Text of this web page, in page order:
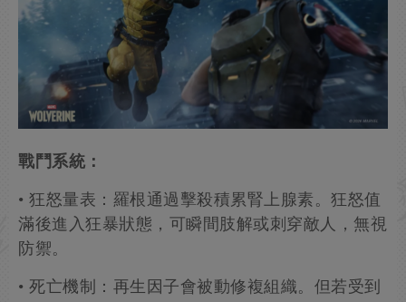
戰鬥系統：
• 狂怒量表：羅根通過擊殺積累腎上腺素。狂怒值
滿後進入狂暴狀態，可瞬間肢解或刺穿敵人，無視
防禦。
• 死亡機制：再生因子會被動修複組織。但若受到